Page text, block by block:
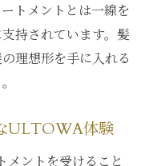
トメントとは一線を
持されています。髪
理想形を手に入れる
ULTOWA体験
ントを受けること